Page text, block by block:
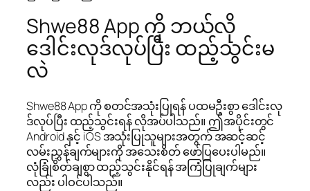
Shwe88 App ကို ဘယ်လို
ဒေါင်းလုဒ်လုပ်ပြီး ထည့်သွင်းမ
လဲ
Shwe88 App ကို စတင်အသုံးပြုရန် ပထမဦးစွာ ဒေါင်းလု
ဒ်လုပ်ပြီး ထည့်သွင်းရန် လိုအပ်ပါသည်။ ဤအပိုင်းတွင်
Android နှင့် iOS အသုံးပြုသူများအတွက် အဆင့်ဆင့်
လမ်းညွှန်ချက်များကို အသေးစိတ် ဖော်ပြပေးပါမည်။
လုံခြုံစိတ်ချစွာ ထည့်သွင်းနိုင်ရန် အကြံပြုချက်များ
လည်း ပါဝင်ပါသည်။